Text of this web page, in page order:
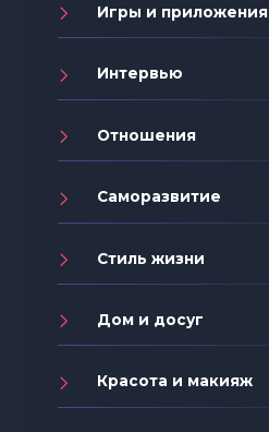
Игры и приложения
Интервью
Отношения
Саморазвитие
Стиль жизни
Дом и досуг
Красота и макияж